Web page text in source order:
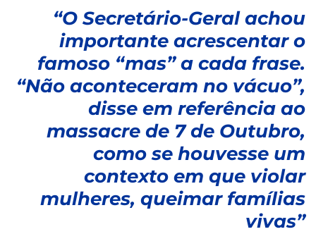
“O Secretário-Geral achou
importante acrescentar o
famoso “mas” a cada frase.
“Não aconteceram no vácuo”,
disse em referência ao
massacre de 7 de Outubro,
como se houvesse um
contexto em que violar
mulheres, queimar famílias
vivas”